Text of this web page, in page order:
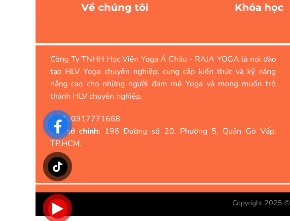
Về chúng tôi Khóa học
Công Ty TNHH Học Viện Yoga Á Châu - RAJA YOGA là nơi đào
tạo HLV Yoga chuyên nghiệp, cung cấp kiến thức và kỹ năng
nâng cao cho những người đam mê Yoga và mong muốn trở
thành HLV chuyên nghiệp.
MST:0317771668
Trụ sở chính: 196 Đường số 20, Phường 5, Quận Gò Vấp,
TP.HCM.
Copyright 2025 ©